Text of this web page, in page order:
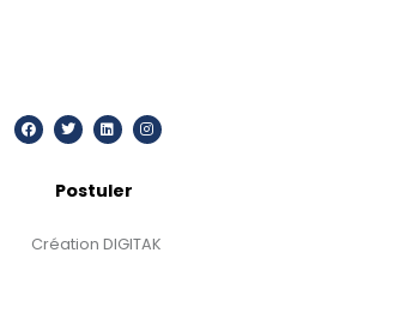
Postuler
Création DIGITAK